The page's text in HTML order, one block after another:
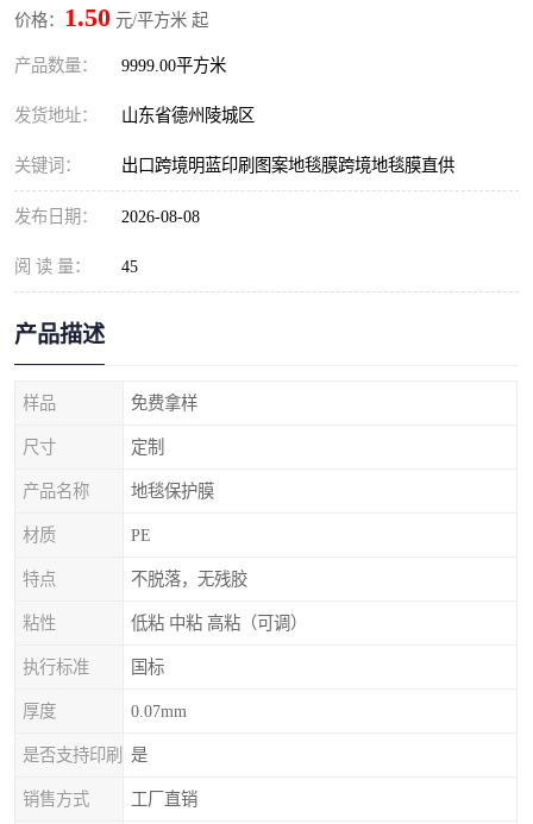
价格： 1.50 元/平方米 起
产品数量： 9999.00平方米
发货地址： 山东省德州陵城区
关键词： 出口跨境明蓝印刷图案地毯膜跨境地毯膜直供
发布日期： 2026-08-08
阅 读 量： 45
产品描述
样品 免费拿样
尺寸 定制
产品名称 地毯保护膜
材质 PE
特点 不脱落，无残胶
粘性 低粘 中粘 高粘（可调）
执行标准 国标
厚度 0.07mm
是否支持印刷 是
销售方式 工厂直销